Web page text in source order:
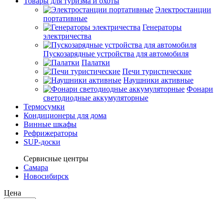
Электростанции
портативные
Генераторы
электричества
Пускозарядные устройства для автомобиля
Палатки
Печи туристические
Наушники активные
Фонари
светодиодные аккумуляторные
Термосумки
Кондиционеры для дома
Винные шкафы
Рефрижераторы
SUP-доски
Сервисные центры
Самара
Новосибирск
Цена